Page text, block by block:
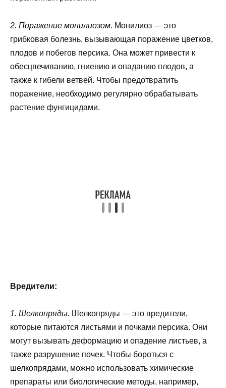
2. Поражение монилиозом. Монилиоз — это
грибковая болезнь, вызывающая поражение цветков,
плодов и побегов персика. Она может привести к
обесцвечиванию, гниению и опаданию плодов, а
также к гибели ветвей. Чтобы предотвратить
поражение, необходимо регулярно обрабатывать
растение фунгицидами.
Вредители:
1. Шелкопряды. Шелкопряды — это вредители,
которые питаются листьями и почками персика. Они
могут вызывать деформацию и опадение листьев, а
также разрушение почек. Чтобы бороться с
шелкопрядами, можно использовать химические
препараты или биологические методы, например,